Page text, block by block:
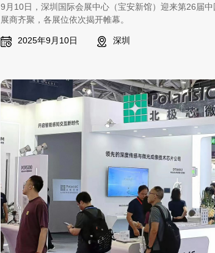
9月10日，深圳国际会展中心（宝安新馆）迎来第26届
展商齐聚，各展位依次揭开帷幕。
2025年9月10日 深圳